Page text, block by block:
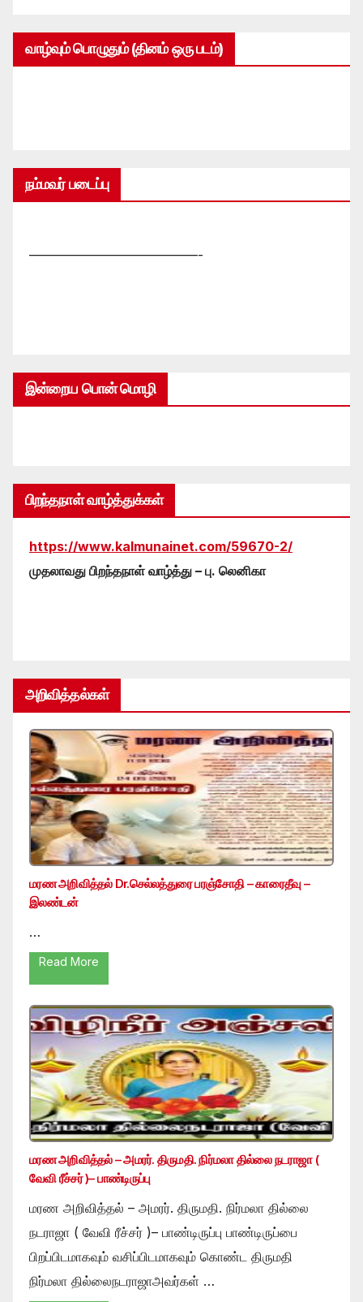
வாழ்வும் பொழுதும் (தினம் ஒரு படம்)
நம்மவர் படைப்பு
—————————————-
இன்றைய பொன் மொழி
பிறந்தநாள் வாழ்த்துக்கள்
https://www.kalmunainet.com/59670-2/
முதலாவது பிறந்தநாள் வாழ்த்து – பு. லெனிகா
அறிவித்தல்கள்
மரண அறிவித்தல் Dr.செல்லத்துரை பரஞ்சோதி – காரைதீவு –
இலண்டன்
…
Read More
மரண அறிவித்தல் – அமரர். திருமதி. நிர்மலா தில்லை நடராஜா (
வேவி ரீச்சர் )– பாண்டிருப்பு
மரண அறிவித்தல் – அமரர். திருமதி. நிர்மலா தில்லை
நடராஜா ( வேவி ரீச்சர் )– பாண்டிருப்பு பாண்டிருப்பை
பிறப்பிடமாகவும் வசிப்பிடமாகவும் கொண்ட திருமதி
நிர்மலா தில்லைநடராஜாஅவர்கள் …